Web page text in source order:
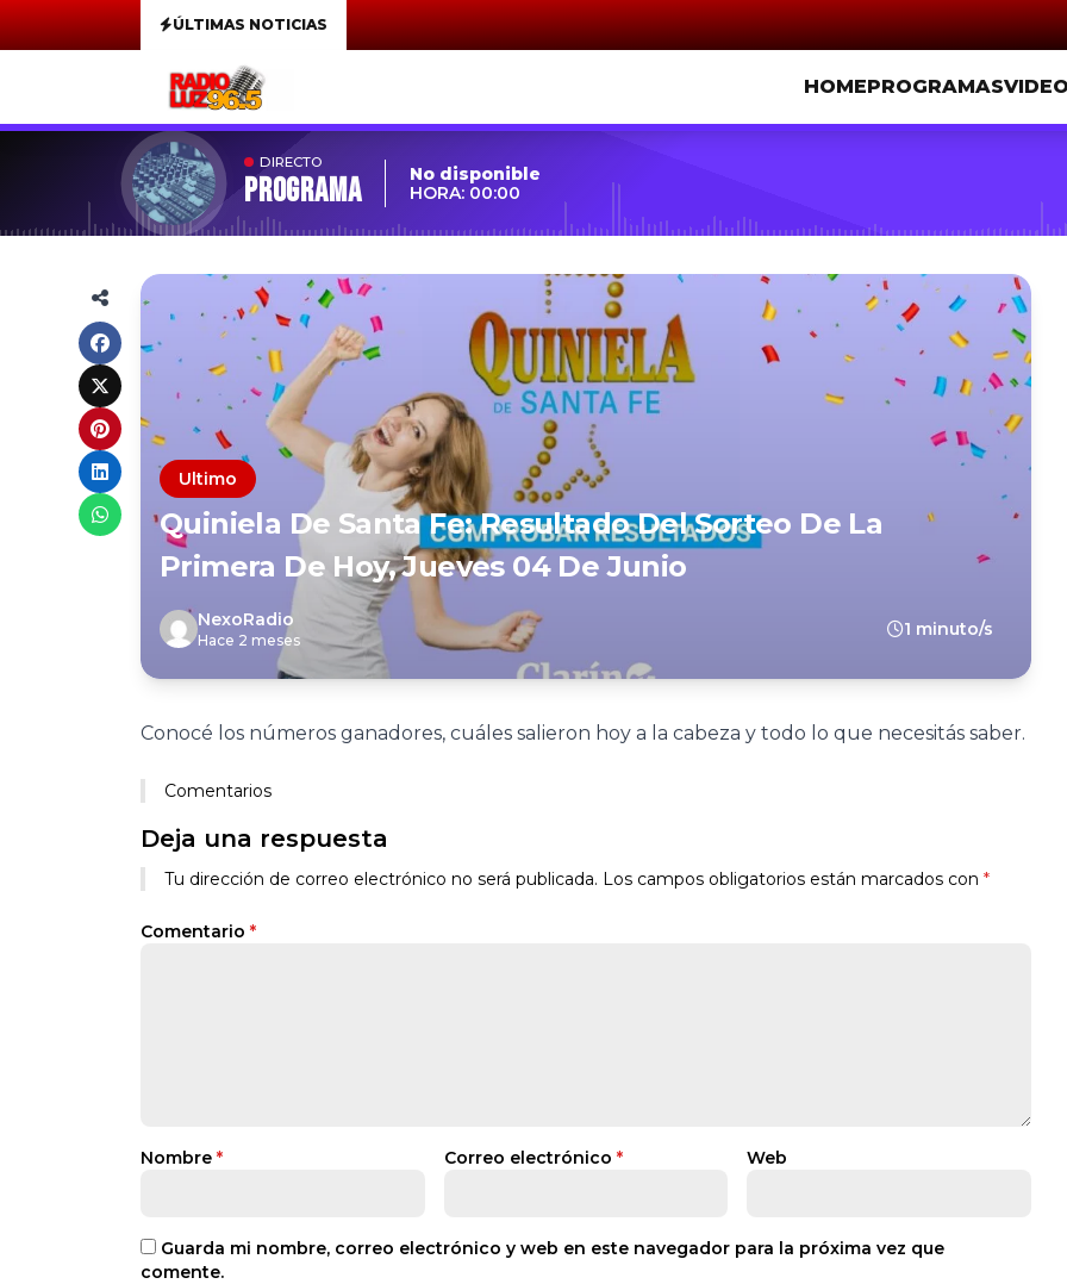
ÚLTIMAS NOTICIAS
HOMEPROGRAMAS
DIRECTO
Programa
No disponible
HORA: 00:00
Ultimo
Quiniela De Santa Fe: Resultado Del Sorteo De La
Primera De Hoy, Jueves 04 De Junio
NexoRadio
Hace 2 meses
1 minuto/s
Conocé los números ganadores, cuáles salieron hoy a la cabeza y todo lo que necesitás saber.
Comentarios
Deja una respuesta
Tu dirección de correo electrónico no será publicada. Los campos obligatorios están marcados con *
Comentario *
Nombre * Correo electrónico * Web
Guarda mi nombre, correo electrónico y web en este navegador para la próxima vez que
comente.